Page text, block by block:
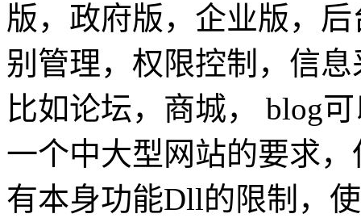
版，政府版，企业版，
别管理，权限控制，信
比如论坛，商城， blog
一个中大型网站的要求，
有本身功能Dll的限制，